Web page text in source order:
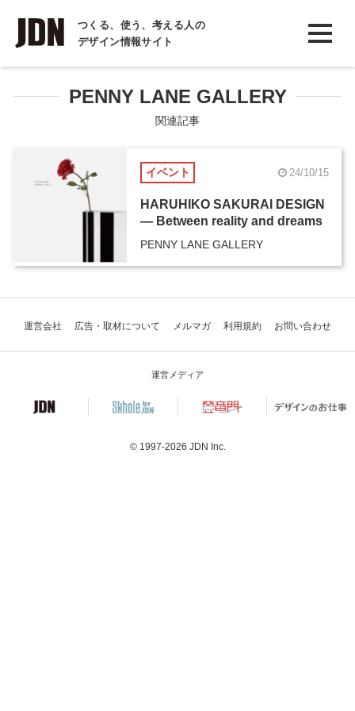
つくる、使う、考える人の
デザイン情報サイト
INTERVIEW
インタビュー
REPORT
コラム
PENNY LANE GALLERY
関連記事
イベント 24/10/15
HARUHIKO SAKURAI DESIGN
― Between reality and dreams
PENNY LANE GALLERY
運営会社 広告・取材について メルマガ 利用規約 お問い合わせ
運営メディア
© 1997-2026 JDN Inc.